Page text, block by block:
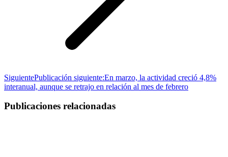
SiguientePublicación siguiente:En marzo, la actividad creció 4,8%
interanual, aunque se retrajo en relación al mes de febrero
Publicaciones relacionadas